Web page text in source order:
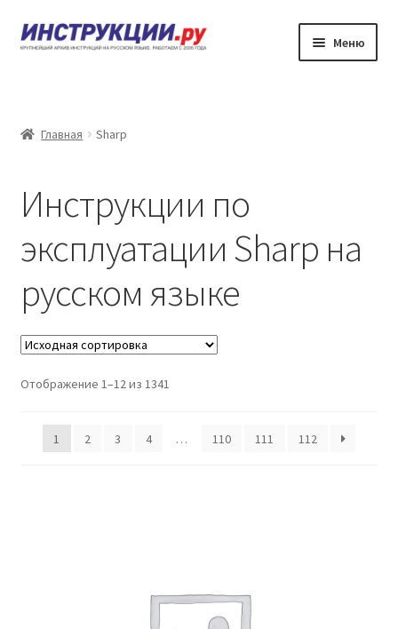
Перейти
к
Перейти
к
Меню
Каталог инструкций по эксплуатации
Личный кабинет
Главная Sharp
Инструкции по
эксплуатации Sharp на
русском языке
Отображение 1–12 из 1341
1 2 3 4 … 110 111 112